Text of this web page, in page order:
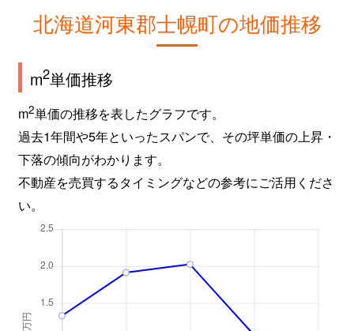
北海道河東郡士幌町の地価推移
m2単価推移
m2単価の推移を表したグラフです。
過去1年間や5年といったスパンで、その坪単価の上昇・
下落の傾向がわかります。
不動産を売買するタイミングなどの参考にご活用くださ
い。